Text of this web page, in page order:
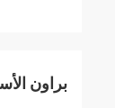
براون